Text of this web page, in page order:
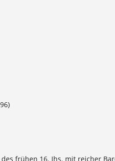
frühen 16. Jhs. mit reicher